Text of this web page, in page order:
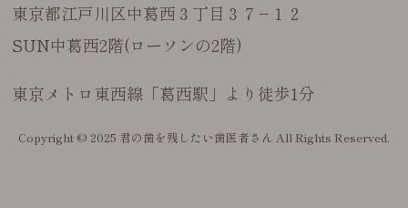
東京都江戸川区中葛西３丁目３７−１２
SUN中葛西2階(ローソンの2階)
東京メトロ東西線「葛西駅」より徒歩1分
Copyright © 2025 君の歯を残したい歯医者さん All Rights Reserved.